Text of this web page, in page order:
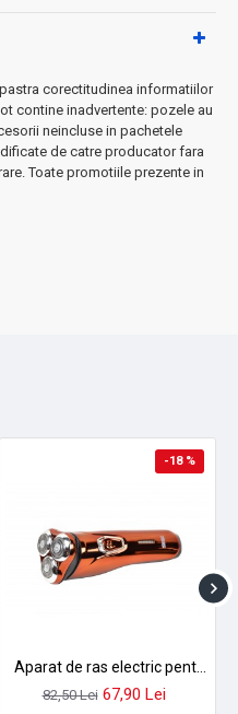
și confort. Tehnologia
starea aparatului, iar
chiar și în duș.
corectitudinea informatiilor
contine inadvertente: pozele au
neincluse in pachetele
de catre producator fara
Toate promotiile prezente in
-18 %
82,50 Lei 67,90 Lei